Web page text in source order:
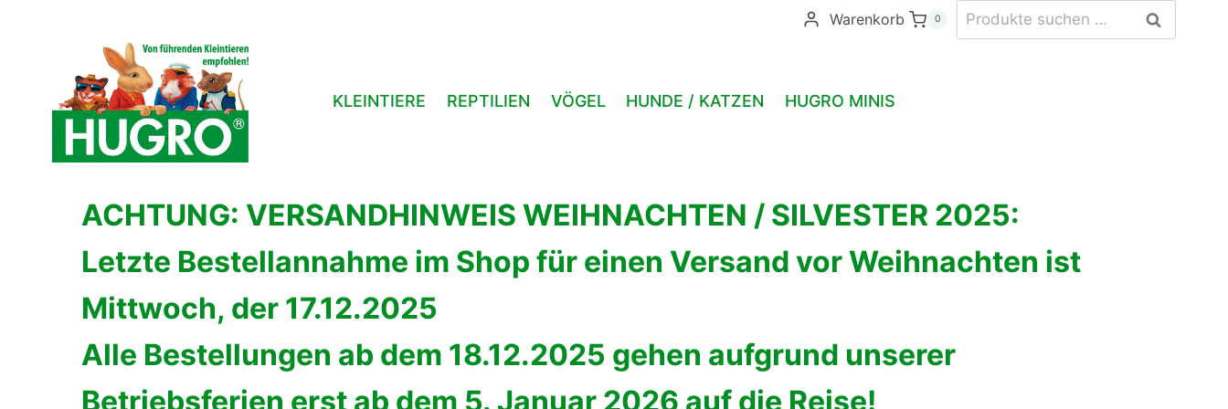
Warenkorb 0
Suchen
nach:
Suchen
KLEINTIERE REPTILIEN VÖGEL HUNDE / KATZEN HUGRO MINIS
ACHTUNG: VERSANDHINWEIS WEIHNACHTEN / SILVESTER 2025:
Letzte Bestellannahme im Shop für einen Versand vor Weihnachten ist
Mittwoch, der 17.12.2025
Alle Bestellungen ab dem 18.12.2025 gehen aufgrund unserer
Betriebsferien erst ab dem 5. Januar 2026 auf die Reise!